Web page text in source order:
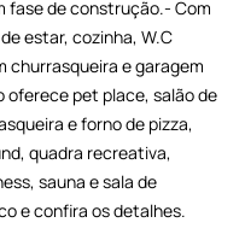
fase de construção.- Com
estar, cozinha, W.C
churrasqueira e garagem
oferece pet place, salão de
e forno de pizza,
quadra recreativa,
sauna e sala de
e confira os detalhes.